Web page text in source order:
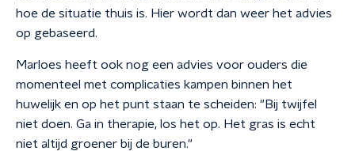
hoe de situatie thuis is. Hier wordt dan weer het advies
op gebaseerd.
Marloes heeft ook nog een advies voor ouders die
momenteel met complicaties kampen binnen het
huwelijk en op het punt staan te scheiden: "Bij twijfel
niet doen. Ga in therapie, los het op. Het gras is echt
niet altijd groener bij de buren."